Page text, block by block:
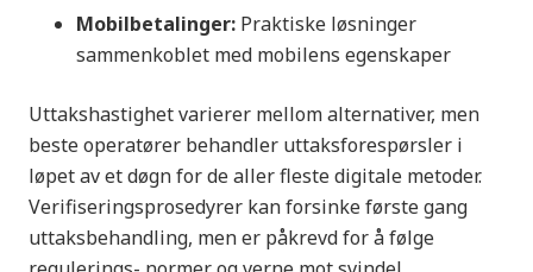
Mobilbetalinger: Praktiske løsninger
sammenkoblet med mobilens egenskaper
Uttakshastighet varierer mellom alternativer, men
beste operatører behandler uttaksforespørsler i
løpet av et døgn for de aller fleste digitale metoder.
Verifiseringsprosedyrer kan forsinke første gang
uttaksbehandling, men er påkrevd for å følge